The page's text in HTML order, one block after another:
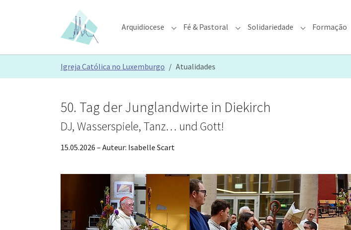
Arquidiocese Submenu for "Arquidiocese"
Fé & Pastoral Submenu for "Fé & Pastoral"
Solidariedade Submenu for
Formação
Igreja Católica no Luxemburgo Atualidades
Show larger version Show larger version Show
50. Tag der Junglandwirte in Diekirch
DJ, Wasserspiele, Tanz… und Gott!
15.05.2026 – Auteur: Isabelle Scart